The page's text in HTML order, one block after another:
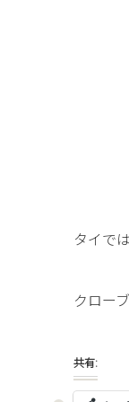
タイで
クロー
共有: